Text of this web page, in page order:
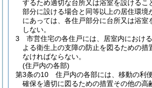
するため適切な台所又は浴室を設けるこ
部分に設ける場合と同等以上の居住環境
にあっては、各住戸部分に台所又は浴室
しない。
3
市営住宅の各住戸には、居室内におけ
よる衛生上の支障の防止を図るための措
なければならない。
(住戸内の各部)
第3条の10
住戸内の各部には、移動の利
確保を適切に図るための措置その他の高